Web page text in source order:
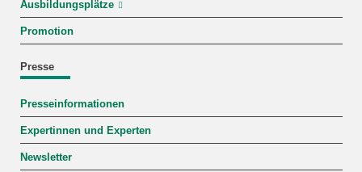
Ausbildungsplätze
Promotion
Presse
Presseinformationen
Expertinnen und Experten
Newsletter